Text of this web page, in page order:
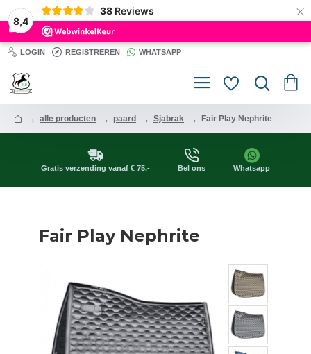
8,4
38 Reviews ×
LOGIN REGISTREREN WHATSAPP
alle producten paard Sjabrak Fair Play Nephrite
Gratis verzending vanaf € 75,- Bel ons Whatsapp
Fair Play Nephrite